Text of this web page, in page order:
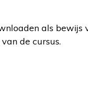
als bewijs
de cursus.